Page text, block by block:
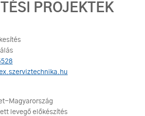
PROJEKTEK
Magyarország
levegő előkészítés